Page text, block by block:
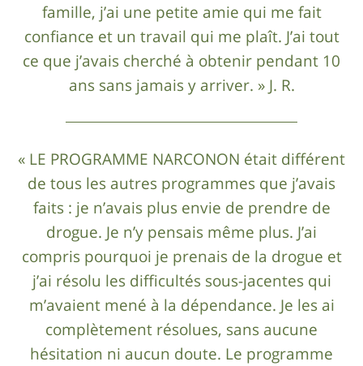
famille, j’ai une petite amie qui me fait
confiance et un travail qui me plaît. J’ai tout
ce que j’avais cherché à obtenir pendant 10
ans sans jamais y arriver. » J. R.
« LE PROGRAMME NARCONON était différent
de tous les autres programmes que j’avais
faits : je n’avais plus envie de prendre de
drogue. Je n’y pensais même plus. J’ai
compris pourquoi je prenais de la drogue et
j’ai résolu les difficultés sous-jacentes qui
m’avaient mené à la dépendance. Je les ai
complètement résolues, sans aucune
hésitation ni aucun doute. Le programme